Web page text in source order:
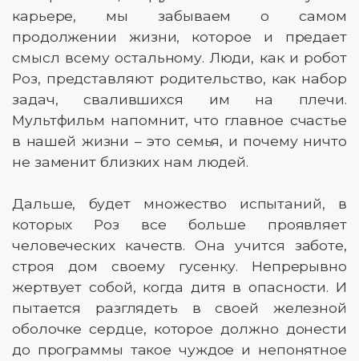
карьере, мы забываем о самом
продолжении жизни, которое и предает
смысл всему остальному. Люди, как и робот
Роз, представляют родительство, как набор
задач, свалившихся им на плечи.
Мультфильм напомнит, что главное счастье
в нашей жизни – это семья, и почему ничто
не заменит близких нам людей.
Дальше, будет множество испытаний, в
которых Роз все больше проявляет
человеческих качеств. Она учится заботе,
строя дом своему гусенку. Непрерывно
жертвует собой, когда дитя в опасности. И
пытается разглядеть в своей железной
оболочке сердце, которое должно донести
до программы такое чуждое и непонятное